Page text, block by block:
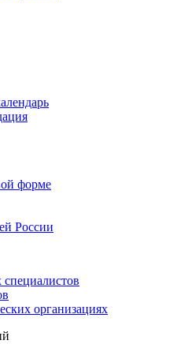
форме
России
организациях